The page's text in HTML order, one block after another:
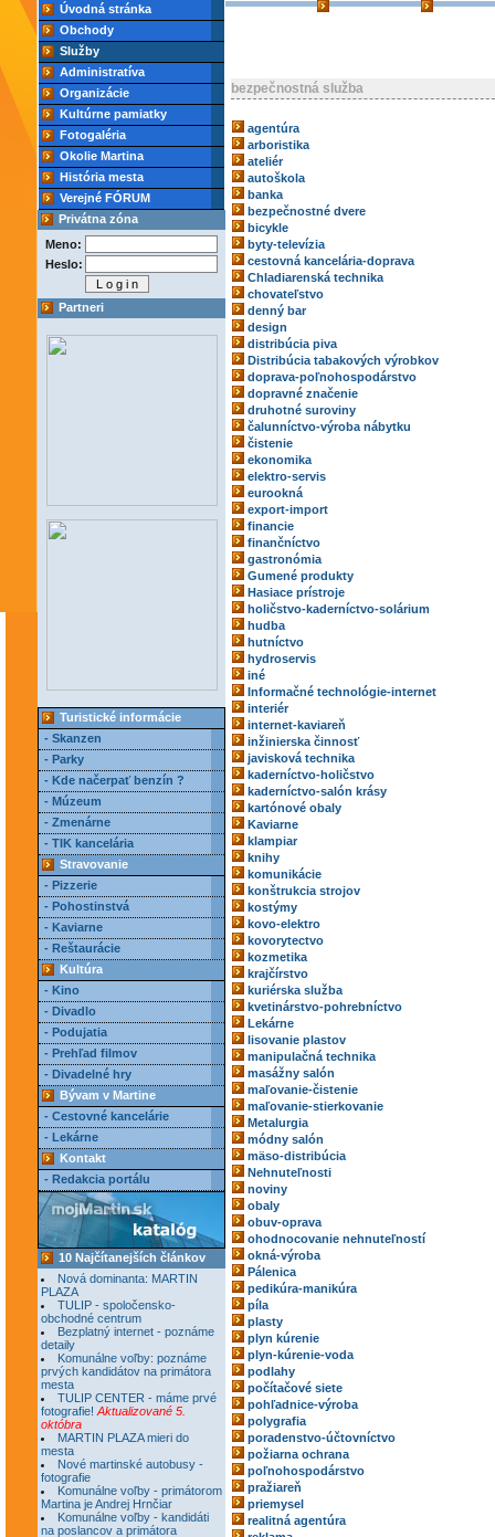
Úvodná stránka
Obchody
Služby
Administratíva
Organizácie
Kultúrne pamiatky
Fotogaléria
Okolie Martina
História mesta
Verejné FÓRUM
Privátna zóna
Meno:
Heslo:
Partneri
Turistické informácie
- Skanzen
- Parky
- Kde načerpať benzín ?
- Múzeum
- Zmenárne
- TIK kancelária
Stravovanie
- Pizzerie
- Pohostinstvá
- Kaviarne
- Reštaurácie
Kultúra
- Kino
- Divadlo
- Podujatia
- Prehľad filmov
- Divadelné hry
Bývam v Martine
- Cestovné kancelárie
- Lekárne
Kontakt
- Redakcia portálu
10 Najčítanejších článkov
Nová dominanta: MARTIN
PLAZA
TULIP - spoločensko-
obchodné centrum
Bezplatný internet - poznáme
detaily
Komunálne voľby: poznáme
prvých kandidátov na primátora
mesta
TULIP CENTER - máme prvé
fotografie! Aktualizované 5.
októbra
MARTIN PLAZA mieri do
mesta
Nové martinské autobusy -
fotografie
Komunálne voľby - primátorom
Martina je Andrej Hrnčiar
Komunálne voľby - kandidáti
na poslancov a primátora
bezpečnostná služba
agentúra
arboristika
ateliér
autoškola
banka
bezpečnostné dvere
bicykle
byty-televízia
cestovná kancelária-doprava
Chladiarenská technika
chovateľstvo
denný bar
design
distribúcia piva
Distribúcia tabakových výrobkov
doprava-poľnohospodárstvo
dopravné značenie
druhotné suroviny
čalunníctvo-výroba nábytku
čistenie
ekonomika
elektro-servis
eurookná
export-import
financie
finančníctvo
gastronómia
Gumené produkty
Hasiace prístroje
holičstvo-kaderníctvo-solárium
hudba
hutníctvo
hydroservis
iné
Informačné technológie-internet
interiér
internet-kaviareň
inžinierska činnosť
javisková technika
kaderníctvo-holičstvo
kaderníctvo-salón krásy
kartónové obaly
Kaviarne
klampiar
knihy
komunikácie
konštrukcia strojov
kostýmy
kovo-elektro
kovorytectvo
kozmetika
krajčírstvo
kuriérska služba
kvetinárstvo-pohrebníctvo
Lekárne
lisovanie plastov
manipulačná technika
masážny salón
maľovanie-čistenie
maľovanie-stierkovanie
Metalurgia
módny salón
mäso-distribúcia
Nehnuteľnosti
noviny
obaly
obuv-oprava
ohodnocovanie nehnuteľností
okná-výroba
Pálenica
pedikúra-manikúra
píla
plasty
plyn kúrenie
plyn-kúrenie-voda
podlahy
počítačové siete
pohľadnice-výroba
polygrafia
poradenstvo-účtovníctvo
požiarna ochrana
poľnohospodárstvo
pražiareň
priemysel
realitná agentúra